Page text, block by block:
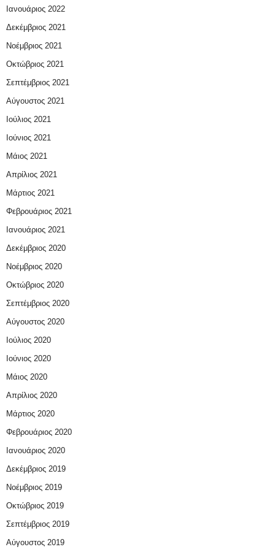
Ιανουάριος 2022
Δεκέμβριος 2021
Νοέμβριος 2021
Οκτώβριος 2021
Σεπτέμβριος 2021
Αύγουστος 2021
Ιούλιος 2021
Ιούνιος 2021
Μάιος 2021
Απρίλιος 2021
Μάρτιος 2021
Φεβρουάριος 2021
Ιανουάριος 2021
Δεκέμβριος 2020
Νοέμβριος 2020
Οκτώβριος 2020
Σεπτέμβριος 2020
Αύγουστος 2020
Ιούλιος 2020
Ιούνιος 2020
Μάιος 2020
Απρίλιος 2020
Μάρτιος 2020
Φεβρουάριος 2020
Ιανουάριος 2020
Δεκέμβριος 2019
Νοέμβριος 2019
Οκτώβριος 2019
Σεπτέμβριος 2019
Αύγουστος 2019